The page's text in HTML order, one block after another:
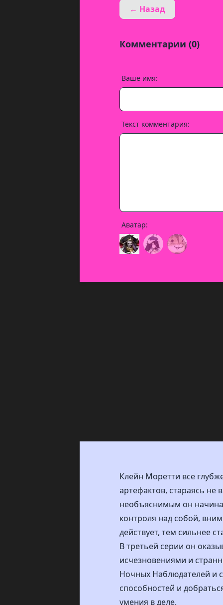
← Назад
Комментарии (0)
Ваше имя:
Текст комментария:
Аватар:
Клейн Моретти все
артефактов, стараясь
необъяснимым он
контроля над собой,
действует, тем сильнее
В третьей серии он
исчезновениями и
Ночных Наблюдателей и
способностей и
умения в деле.